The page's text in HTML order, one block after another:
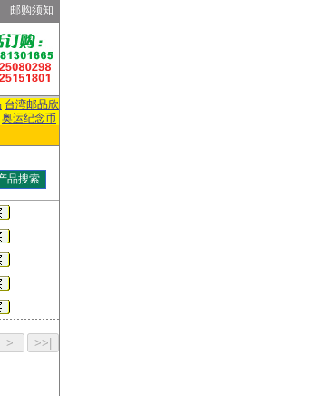
邮购须知
台湾邮品欣
奥运纪念币